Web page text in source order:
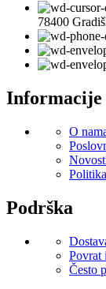
78400
Informacije
O
Podrška
Povrat
Često